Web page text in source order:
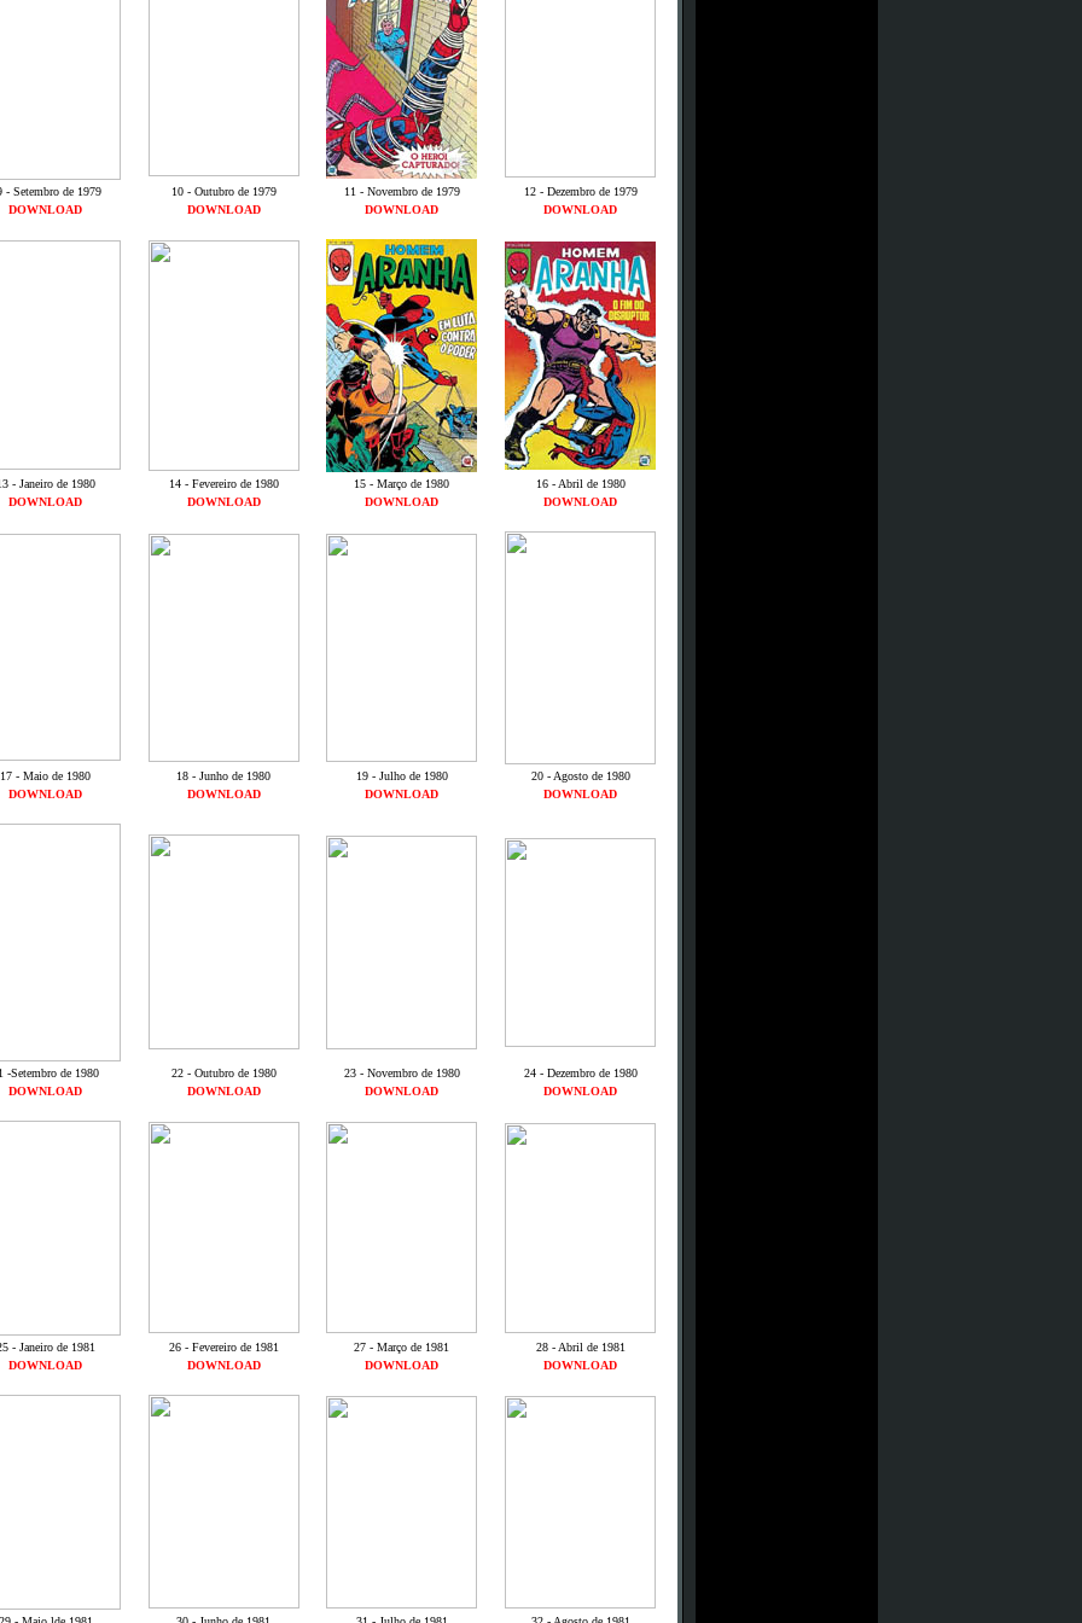
- Setembro de 1979 10 - Outubro de 1979 11 - Novembro de 1979
12 - Dezembro de 1979
DOWNLOAD
DOWNLOAD DOWNLOAD DOWNLOAD
- Janeiro de 1980 14 - Fevereiro de 1980 15 - Março de 1980
16 - Abril de 1980
DOWNLOAD
DOWNLOAD DOWNLOAD DOWNLOAD
17 - Maio de 1980 18 - Junho de 1980 19 - Julho de 1980
20 - Agosto de 1980
DOWNLOAD
DOWNLOAD DOWNLOAD DOWNLOAD
-Setembro de 1980 22 - Outubro de 1980 23 - Novembro de 1980
24 - Dezembro de 1980
DOWNLOAD
DOWNLOAD DOWNLOAD DOWNLOAD
- Janeiro de 1981 26 - Fevereiro de 1981 27 - Março de 1981
28 - Abril de 1981
DOWNLOAD
DOWNLOAD DOWNLOAD DOWNLOAD